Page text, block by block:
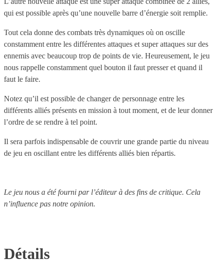
qui est possible après qu’une nouvelle barre d’énergie soit remplie.
Tout cela donne des combats très dynamiques où on oscille
constamment entre les différentes attaques et super attaques sur des
ennemis avec beaucoup trop de points de vie. Heureusement, le jeu
nous rappelle constamment quel bouton il faut presser et quand il
faut le faire.
Notez qu’il est possible de changer de personnage entre les
différents alliés présents en mission à tout moment, et de leur donner
l’ordre de se rendre à tel point.
Il sera parfois indispensable de couvrir une grande partie du niveau
de jeu en oscillant entre les différents alliés bien répartis.
Le jeu nous a été fourni par l’éditeur à des fins de critique. Cela
n’influence pas notre opinion.
Détails